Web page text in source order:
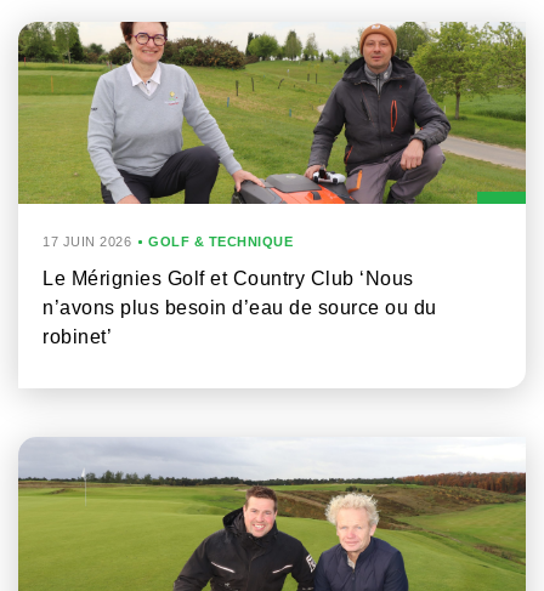
17 JUIN 2026 GOLF & TECHNIQUE
Le Mérignies Golf et Country Club ‘Nous
n’avons plus besoin d’eau de source ou du
robinet’